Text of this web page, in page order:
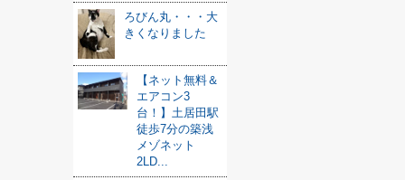
ろびん丸・・・大
きくなりました
【ネット無料＆
エアコン3
台！】土居田駅
徒歩7分の築浅
メゾネット
2LD...